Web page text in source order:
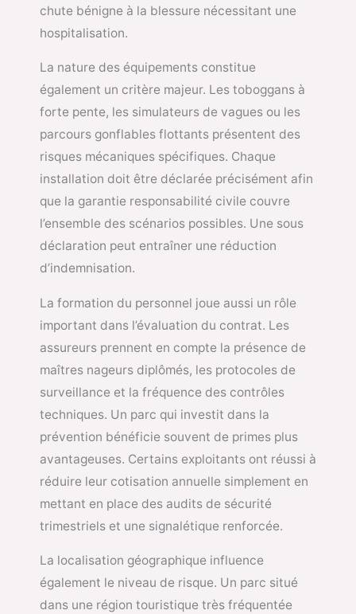
chute bénigne à la blessure nécessitant une
hospitalisation.
La nature des équipements constitue
également un critère majeur. Les toboggans à
forte pente, les simulateurs de vagues ou les
parcours gonflables flottants présentent des
risques mécaniques spécifiques. Chaque
installation doit être déclarée précisément afin
que la garantie responsabilité civile couvre
l’ensemble des scénarios possibles. Une sous
déclaration peut entraîner une réduction
d’indemnisation.
La formation du personnel joue aussi un rôle
important dans l’évaluation du contrat. Les
assureurs prennent en compte la présence de
maîtres nageurs diplômés, les protocoles de
surveillance et la fréquence des contrôles
techniques. Un parc qui investit dans la
prévention bénéficie souvent de primes plus
avantageuses. Certains exploitants ont réussi à
réduire leur cotisation annuelle simplement en
mettant en place des audits de sécurité
trimestriels et une signalétique renforcée.
La localisation géographique influence
également le niveau de risque. Un parc situé
dans une région touristique très fréquentée